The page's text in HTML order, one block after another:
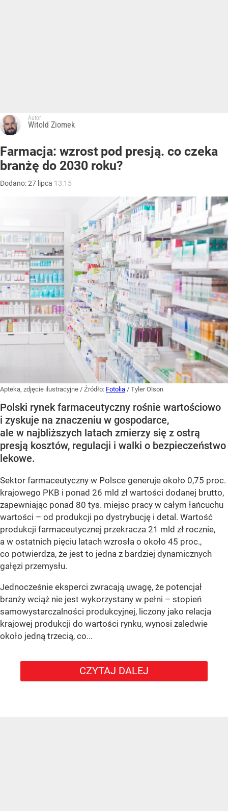
Autor:
Witold Ziomek
Farmacja: wzrost pod presją. co czeka
branżę do 2030 roku?
Dodano:27 lipca 13:15
Apteka, zdjęcie ilustracyjne / Źródło: Fotolia / Tyler Olson
Polski rynek farmaceutyczny rośnie wartościowo
i zyskuje na znaczeniu w gospodarce,
ale w najbliższych latach zmierzy się z ostrą
presją kosztów, regulacji i walki o bezpieczeństwo
lekowe.
Sektor farmaceutyczny w Polsce generuje około 0,75 proc.
krajowego PKB i ponad 26 mld zł wartości dodanej brutto,
zapewniając ponad 80 tys. miejsc pracy w całym łańcuchu
wartości – od produkcji po dystrybucję i detal. Wartość
produkcji farmaceutycznej przekracza 21 mld zł rocznie,
a w ostatnich pięciu latach wzrosła o około 45 proc.,
co potwierdza, że jest to jedna z bardziej dynamicznych
gałęzi przemysłu.
Jednocześnie eksperci zwracają uwagę, że potencjał
branży wciąż nie jest wykorzystany w pełni – stopień
samowystarczalności produkcyjnej, liczony jako relacja
krajowej produkcji do wartości rynku, wynosi zaledwie
około jedną trzecią, co...
CZYTAJ DALEJ